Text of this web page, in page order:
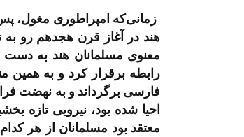
هند در آغاز قرن هجدهم رو
معنوی مسلمانان هند به دست
رابطه برقرار کرد و به
فارسی برگرداند و به نهضت
احیا شده بود، نیرویی تازه
معتقد بود مسلمانان از هر